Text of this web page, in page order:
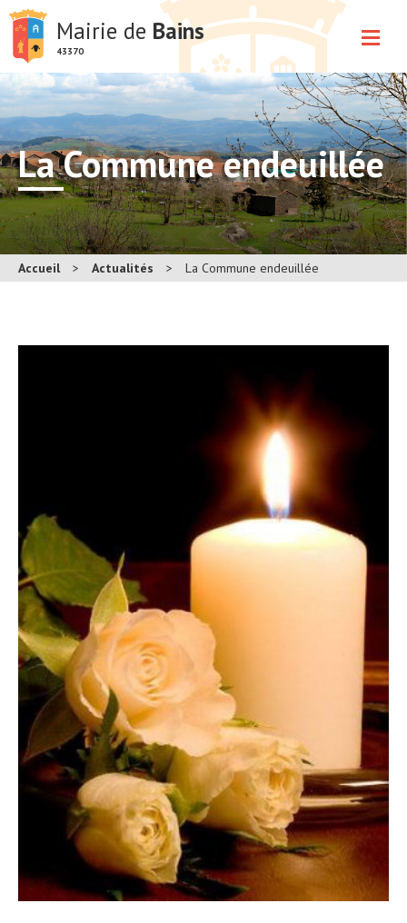
Mairie de Bains
43370
La Commune endeuillée
Accueil > Actualités > La Commune endeuillée